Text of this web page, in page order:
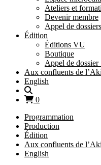
Ateliers et
Devenir membre
Appel de
Édition
Éditions VU
Boutique
Appel de dossier
Aux confluents de
English
0
Programmation
Production
Édition
Aux confluents de
English